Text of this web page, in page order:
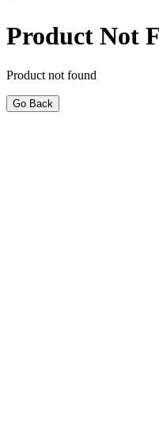
Product Not
Product not found
Go Back